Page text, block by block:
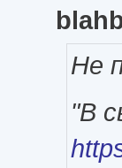
Не
"В